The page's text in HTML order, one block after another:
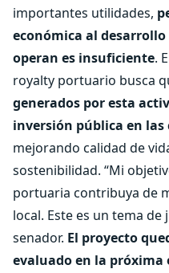
importantes utilidades,
económica al
operan es insuficiente.
royalty portuario busca
generados por esta
inversión pública en
mejorando calidad de
sostenibilidad. “Mi
portuaria contribuya de
local. Este es un tema
senador. El proyecto
evaluado en la